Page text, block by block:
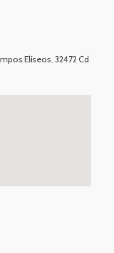
Elíseos, 32472 Cd